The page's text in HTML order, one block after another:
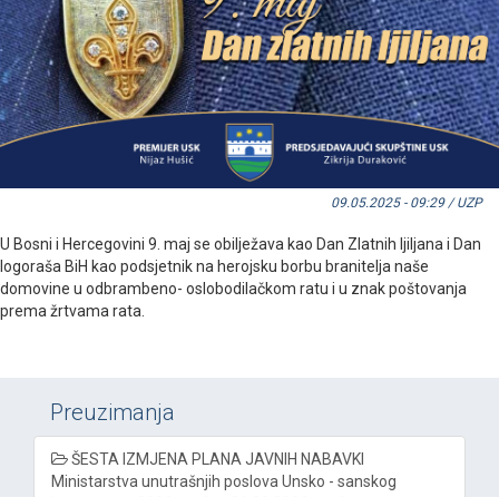
09.05.2025 - 09:29 / UZP
U Bosni i Hercegovini 9. maj se obilježava kao Dan Zlatnih ljiljana i Dan
logoraša BiH kao podsjetnik na herojsku borbu branitelja naše
domovine u odbrambeno- oslobodilačkom ratu i u znak poštovanja
prema žrtvama rata.
Preuzimanja
ŠESTA IZMJENA PLANA JAVNIH NABAVKI
Ministarstva unutrašnjih poslova Unsko - sanskog